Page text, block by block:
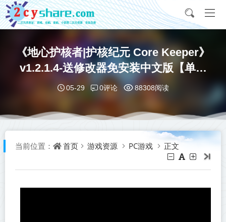
《地心护核者|护核纪元 Core Keeper》
v1.2.1.4-送修改器免安装中文版【单机
+联机】丨中文版网盘下载
05-29 0评论 88308阅读
当前位置： 首页 游戏资源 PC游戏 正文